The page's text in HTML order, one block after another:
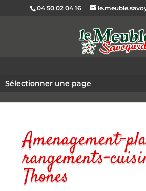
04 50 02 04 16
Sélectionner une page
Amenagement-
rangements-
Thones